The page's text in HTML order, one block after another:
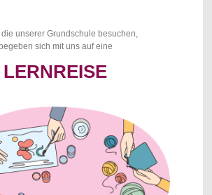
die unserer Grundschule besuchen,
begeben sich mit uns auf eine
LERNREISE